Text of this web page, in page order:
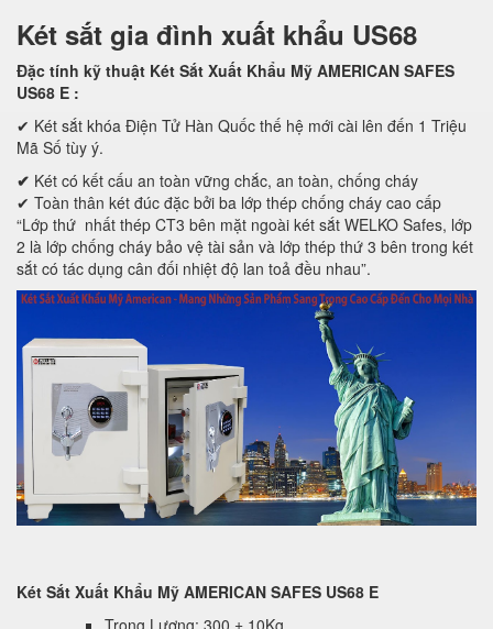
Két sắt gia đình xuất khẩu US68
Đặc tính kỹ thuật Két Sắt Xuất Khẩu Mỹ AMERICAN SAFES
US68 E :
✔ Két sắt khóa Điện Tử Hàn Quốc thế hệ mới cài lên đến 1 Triệu
Mã Số tùy ý.
✔ Két có kết cấu an toàn vững chắc, an toàn, chống cháy
✔ Toàn thân két đúc đặc bởi ba lớp thép chống cháy cao cấp
“Lớp thứ nhất thép CT3 bên mặt ngoài két sắt WELKO Safes, lớp
2 là lớp chống cháy bảo vệ tài sản và lớp thép thứ 3 bên trong két
sắt có tác dụng cân đối nhiệt độ lan toả đều nhau”.
Két Sắt Xuất Khẩu Mỹ AMERICAN SAFES US68 E
Trọng Lượng: 300 ± 10Kg